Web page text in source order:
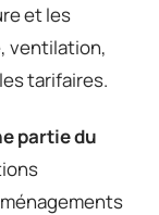
et les
ventilation,
tarifaires.
partie du